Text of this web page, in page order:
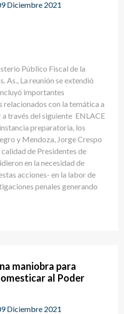
Diciembre 2021
Público Fiscal de la
As., La reunión se extendió
importantes
relacionados con la temática a
a través del siguiente ENLACE
preparatoria, los
y Mendoza, Jorge Crespo
de Presidentes de
en la necesidad de
acciones- en la labor de
penales generando
maniobra para
al Poder
Diciembre 2021